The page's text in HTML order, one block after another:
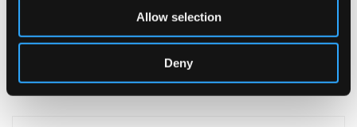
Allow selection
Deny
Boîte de 36 pastels aquarellables